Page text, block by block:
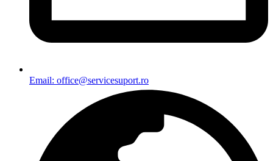
Email: office@servicesuport.ro